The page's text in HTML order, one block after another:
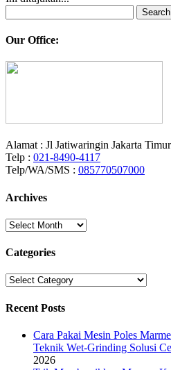
for:
Our Office:
Alamat : Jl Jatiwaringin Jakarta Timur
Telp : 021-8490-4117
Telp/WA/SMS : 085770507000
Archives
Archives
Categories
Categories
Recent Posts
Cara Pakai Mesin Poles
Teknik Wet-Grinding Solusi
2026